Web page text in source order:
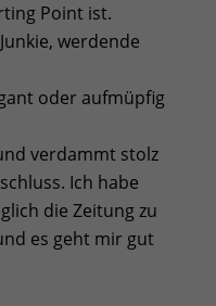
Point ist.
werdende
oder aufmüpfig
verdammt stolz
Ich habe
die Zeitung zu
es geht mir gut